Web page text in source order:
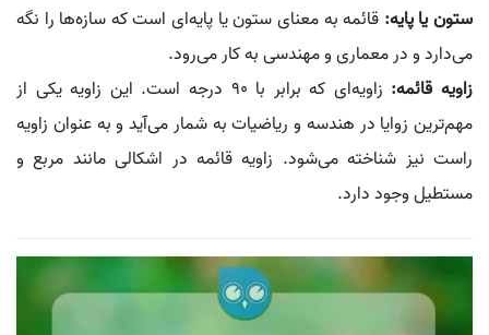
ستون یا پایه: قائمه به معنای ستون یا پایه‌ای است که سازه‌ها را نگه
می‌دارد و در معماری و مهندسی به کار می‌رود.
زاویه قائمه:
زاویه‌ای که برابر با 90 درجه است. این زاویه یکی از
مهم‌ترین زوایا در هندسه و ریاضیات به شمار می‌آید و به عنوان زاویه
راست نیز شناخته می‌شود. زاویه قائمه در اشکالی مانند مربع و
مستطیل وجود دارد.